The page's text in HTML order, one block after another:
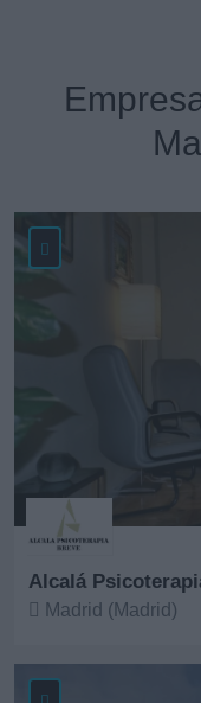
Alcalá
Madrid (Madrid)